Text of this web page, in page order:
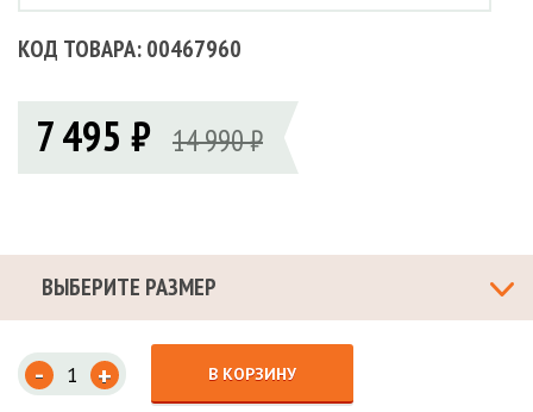
КОД ТОВАРА: 00467960
7 495 ₽ 14 990 ₽
ВЫБЕРИТЕ РАЗМЕР
- + В КОРЗИНУ